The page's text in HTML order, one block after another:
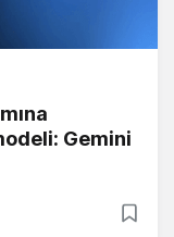
Gemini